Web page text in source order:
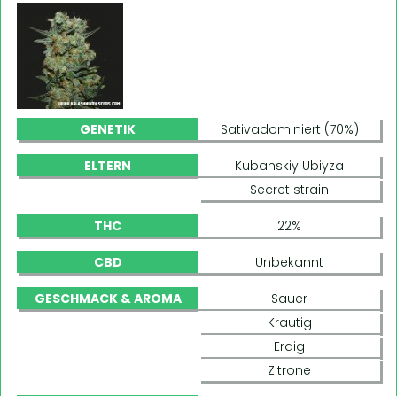
GENETIK Sativadominiert (70%)
ELTERN
Kubanskiy Ubiyza
Secret strain
THC 22%
CBD Unbekannt
GESCHMACK & AROMA
Sauer
Krautig
Erdig
Zitrone